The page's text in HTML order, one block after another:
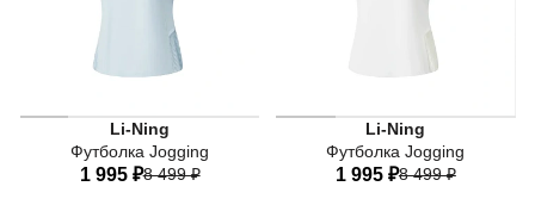
Li-Ning
Футболка Jogging
1 995 ₽8 499 ₽
Li-Ning
Футболка Jogging
1 995 ₽8 499 ₽